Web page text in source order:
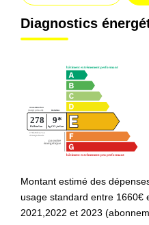
Diagnostics
Montant estimé des
usage standard entre 1660€
2021,2022 et 2023